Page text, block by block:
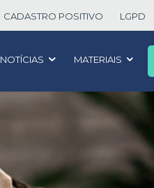
CADASTRO POSITIVO LGPD
NOTÍCIAS MATERIAIS